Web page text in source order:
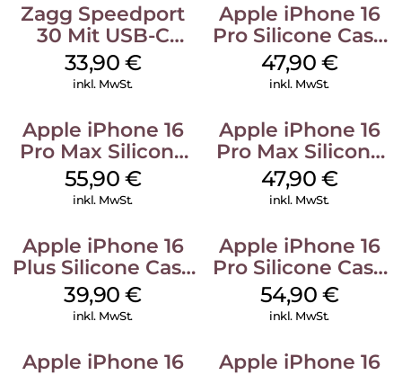
Zagg Speedport
30 Mit USB-C
Kabel Weiß
33,90 €
inkl. MwSt.
Apple iPhone 16
Pro Silicone Case
MagSafe Denim
47,90 €
inkl. MwSt.
Apple iPhone 16
Pro Max Silicone
Case MagSafe
Stone Gray
55,90 €
inkl. MwSt.
Apple iPhone 16
Pro Max Silicone
Case MagSafe
Black
47,90 €
inkl. MwSt.
Apple iPhone 16
Plus Silicone Case
MagSafe Plum
39,90€
inkl. MwSt.
Apple iPhone 16
Pro Silicone Case
MagSafe Black
54,90 €
inkl. MwSt.
Apple iPhone 16
Apple iPhone 16